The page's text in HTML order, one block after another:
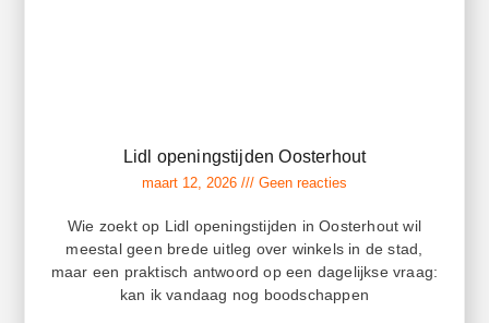
Lidl openingstijden Oosterhout
maart 12, 2026 Geen reacties
Wie zoekt op Lidl openingstijden in Oosterhout wil
meestal geen brede uitleg over winkels in de stad,
maar een praktisch antwoord op een dagelijkse vraag:
kan ik vandaag nog boodschappen